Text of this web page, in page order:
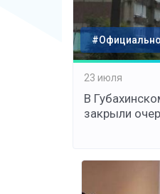
#Официально
23 июля
В
закрыли